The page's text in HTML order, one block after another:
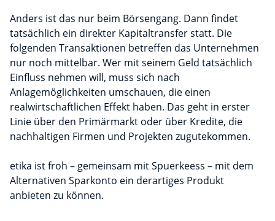
Anders ist das nur beim Börsengang. Dann findet
tatsächlich ein direkter Kapitaltransfer statt. Die
folgenden Transaktionen betreffen das Unternehmen
nur noch mittelbar. Wer mit seinem Geld tatsächlich
Einfluss nehmen will, muss sich nach
Anlagemöglichkeiten umschauen, die einen
realwirtschaftlichen Effekt haben. Das geht in erster
Linie über den Primärmarkt oder über Kredite, die
nachhaltigen Firmen und Projekten zugutekommen.
etika ist froh – gemeinsam mit Spuerkeess – mit dem
Alternativen Sparkonto ein derartiges Produkt
anbieten zu können.